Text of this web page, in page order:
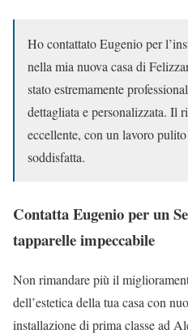
Ho contattato Eugenio per
nella mia nuova casa di
stato estremamente
dettagliata e personalizzata. Il
eccellente, con un lavoro
soddisfatta.
Contatta Eugenio per un
tapparelle impeccabile
Non rimandare più il
dell’estetica della tua casa con
installazione di prima classe ad